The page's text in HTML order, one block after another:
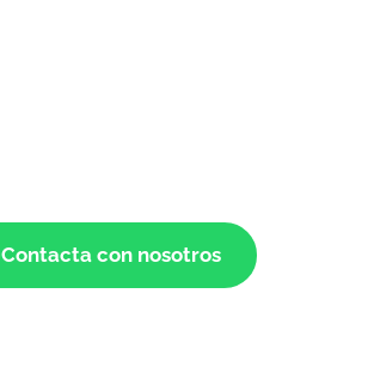
Contacta con nosotros